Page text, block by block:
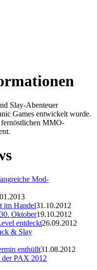
Slay-Abenteuer
Games entwickelt wurde.
MMO-
Mod-
im Handel31.10.2012
Oktober19.10.2012
entdeckt26.09.2012
& Slay
enthüllt31.08.2012
der PAX 2012